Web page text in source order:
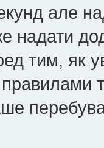
але
надати
тим, як